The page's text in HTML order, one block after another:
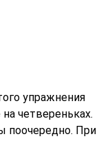
выполняются
туловища.
при этом